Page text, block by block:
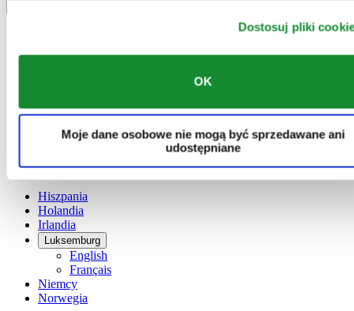
Dostosuj pliki
OK
Moje dane osobowe nie mogą być sprzedawane ani
udostępniane
English
Dania
France
Hiszpania
Holandia
Irlandia
Luksemburg
English
Français
Niemcy
Norwegia